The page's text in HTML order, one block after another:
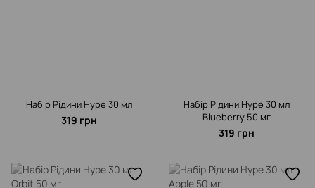
Набір Рідини Hype 30 мл
319 грн
Набір Рідини Hype 30 мл
Blueberry 50 мг
319 грн